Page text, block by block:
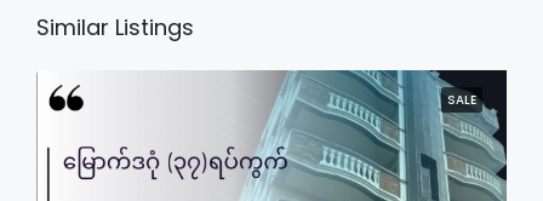
Similar Listings
SALE